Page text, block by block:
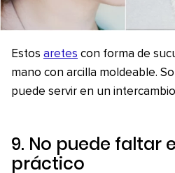
Estos aretes con forma de
mano con arcilla moldeable.
puede servir en un
9. No puede faltar
práctico